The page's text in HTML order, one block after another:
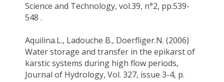
Science and Technology, vol.39, n°2, pp.539-
548 .
Aquilina.L., Ladouche B., Doerfliger.N. (2006)
Water storage and transfer in the epikarstof
karstic systems during high flow periods,
Journal of Hydrology, Vol. 327, issue 3-4, p.